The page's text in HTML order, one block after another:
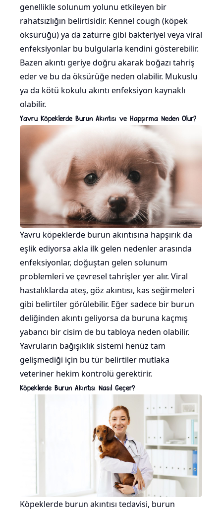
genellikle solunum yolunu etkileyen bir
rahatsızlığın belirtisidir. Kennel cough (köpek
öksürüğü) ya da zatürre gibi bakteriyel veya viral
enfeksiyonlar bu bulgularla kendini gösterebilir.
Bazen akıntı geriye doğru akarak boğazı tahriş
eder ve bu da öksürüğe neden olabilir. Mukuslu
ya da kötü kokulu akıntı enfeksiyon kaynaklı
olabilir.
Yavru Köpeklerde Burun Akıntısı ve Hapşırma Neden Olur?
Yavru köpeklerde burun akıntısına hapşırık da
eşlik ediyorsa akla ilk gelen nedenler arasında
enfeksiyonlar, doğuştan gelen solunum
problemleri ve çevresel tahrişler yer alır. Viral
hastalıklarda ateş, göz akıntısı, kas seğirmeleri
gibi belirtiler görülebilir. Eğer sadece bir burun
deliğinden akıntı geliyorsa da buruna kaçmış
yabancı bir cisim de bu tabloya neden olabilir.
Yavruların bağışıklık sistemi henüz tam
gelişmediği için bu tür belirtiler mutlaka
veteriner hekim kontrolü gerektirir.
Köpeklerde Burun Akıntısı Nasıl Geçer?
Köpeklerde burun akıntısı tedavisi, burun